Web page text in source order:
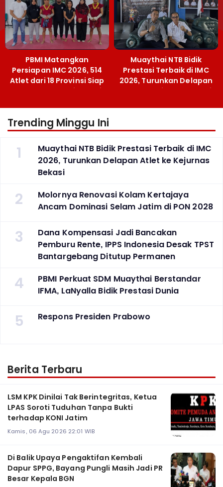
PBMI Matangkan
Persiapan IMC 2026, 514
Atlet dari 18 Provinsi Siap
Berlaga Besok di Bekasi
Muaythai NTB Bidik
Prestasi Terbaik di IMC
2026, Turunkan Delapan
Atlet ke Kejurnas Bekasi
Trending Minggu Ini
1
Muaythai NTB Bidik Prestasi Terbaik di IMC
2026, Turunkan Delapan Atlet ke Kejurnas
Bekasi
2
Molornya Renovasi Kolam Kertajaya
Ancam Dominasi Selam Jatim di PON 2028
3
Dana Kompensasi Jadi Bancakan
Pemburu Rente, IPPS Indonesia Desak TPST
Bantargebang Ditutup Permanen
4
PBMI Perkuat SDM Muaythai Berstandar
IFMA, LaNyalla Bidik Prestasi Dunia
5 Respons Presiden Prabowo
Berita Terbaru
LSM KPK Dinilai Tak Berintegritas, Ketua
LPAS Soroti Tuduhan Tanpa Bukti
terhadap KONI Jatim
Kamis, 06 Agu 2026 22:01 WIB
Di Balik Upaya Pengaktifan Kembali
Dapur SPPG, Bayang Pungli Masih Jadi PR
Besar Kepala BGN